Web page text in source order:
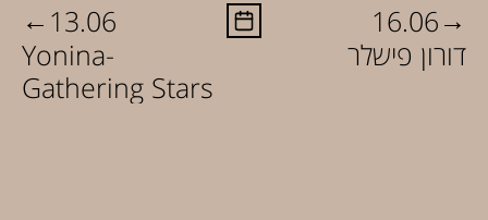
← 13.06
Yonina-
Gathering Stars
16.06→
דורון פישלר